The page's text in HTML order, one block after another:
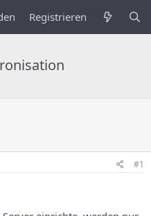
Registrieren
#1